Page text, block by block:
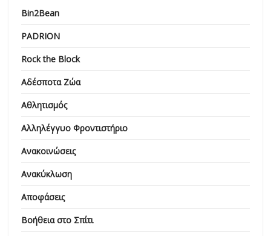
Bin2Bean
PADRION
Rock the Block
Αδέσποτα Ζώα
Αθλητισμός
Αλληλέγγυο Φροντιστήριο
Ανακοινώσεις
Ανακύκλωση
Αποφάσεις
Βοήθεια στο Σπίτι